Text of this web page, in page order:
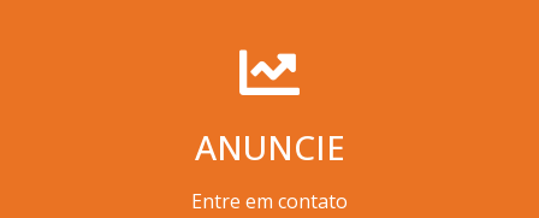
ANUNCIE
Entre em contato